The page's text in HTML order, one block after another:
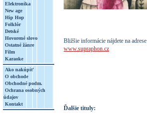
Elektronika
New age
Hip Hop
Folklór
Detské
Hovorené slovo
Ostatné žánre
Film
Karaoke
Ako nakúpiť
O obchode
Obchodné podm.
Ochrana osobných
údajov
Kontakt
Bližšie informácie nájdete na adrese
www.supraphon.cz
Ďalšie tituly: